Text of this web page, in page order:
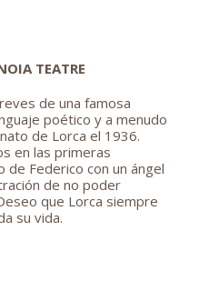
TEATRE
de una famosa
poético y a menudo
de Lorca el 1936.
en las primeras
de Federico con un ángel
de no poder
que Lorca siempre
su vida.